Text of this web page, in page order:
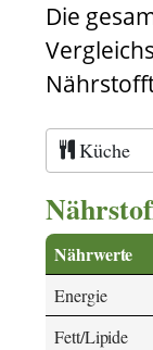
Die
Küche
Nährwerte
Energie
Fett/Lipide